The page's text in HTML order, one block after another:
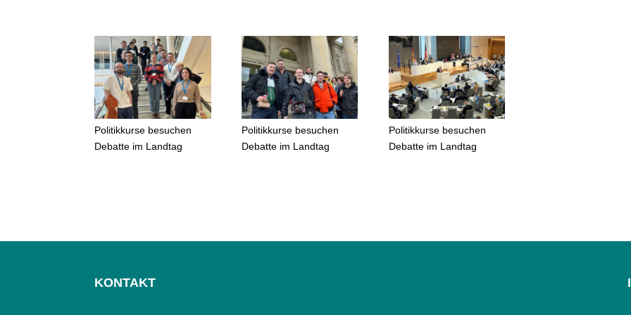
Politikkurse besuchen
Debatte im Landtag
Politikkurse besuchen
Debatte im Landtag
Politikkurse besuchen
Debatte im Landtag
KONTAKT